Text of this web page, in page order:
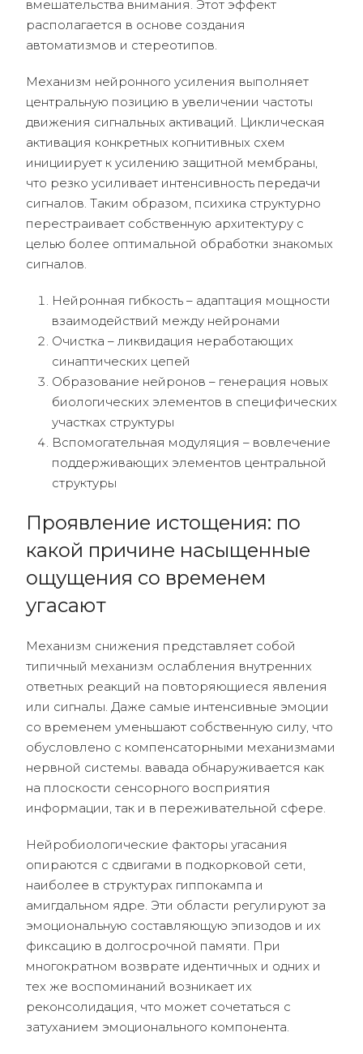
вмешательства внимания. Этот эффект
располагается в основе создания
автоматизмов и стереотипов.
Механизм нейронного усиления выполняет
центральную позицию в увеличении частоты
движения сигнальных активаций. Циклическая
активация конкретных когнитивных схем
инициирует к усилению защитной мембраны,
что резко усиливает интенсивность передачи
сигналов. Таким образом, психика структурно
перестраивает собственную архитектуру с
целью более оптимальной обработки знакомых
сигналов.
Нейронная гибкость – адаптация мощности
взаимодействий между нейронами
Очистка – ликвидация неработающих
синаптических цепей
Образование нейронов – генерация новых
биологических элементов в специфических
участках структуры
Вспомогательная модуляция – вовлечение
поддерживающих элементов центральной
структуры
Проявление истощения: по
какой причине насыщенные
ощущения со временем
угасают
Механизм снижения представляет собой
типичный механизм ослабления внутренних
ответных реакций на повторяющиеся явления
или сигналы. Даже самые интенсивные эмоции
со временем уменьшают собственную силу, что
обусловлено с компенсаторными механизмами
нервной системы. вавада обнаруживается как
на плоскости сенсорного восприятия
информации, так и в переживательной сфере.
Нейробиологические факторы угасания
опираются с сдвигами в подкорковой сети,
наиболее в структурах гиппокампа и
амигдальном ядре. Эти области регулируют за
эмоциональную составляющую эпизодов и их
фиксацию в долгосрочной памяти. При
многократном возврате идентичных и одних и
тех же воспоминаний возникает их
реконсолидация, что может сочетаться с
затуханием эмоционального компонента.